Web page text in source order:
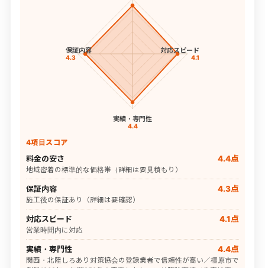
対応スピード
4.1
実績・専門性
4.4
保証内容
4.3
4項目スコア
料金の安さ 4.4点
地域密着の標準的な価格帯（詳細は要見積もり）
保証内容 4.3点
施工後の保証あり（詳細は要確認）
対応スピード 4.1点
営業時間内に対応
実績・専門性 4.4点
関西・北陸しろあり対策協会の登録業者で信頼性が高い／橿原市で